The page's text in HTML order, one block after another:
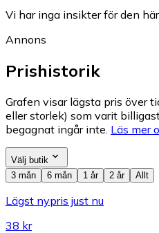
Vi har inga insikter för den
Annons
Prishistorik
Grafen visar lägsta pris över
eller storlek) som varit
begagnat ingår inte. Läs mer
Välj butik
3 mån
6 mån 1 år 2 år Allt
Lägst nypris just nu
38 kr